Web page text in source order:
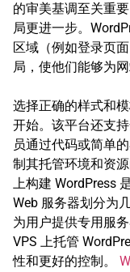
的审美基调至关重
局更进一步。
区域（例如登录页
局，使他们能够为
选择正确的样式和
开始。该平台还支
员通过代码或简单
制其托管环境和资
上构建 WordPress
Web 服务器划分为
为用户提供专用服
VPS 上托管
性和更好的控制。